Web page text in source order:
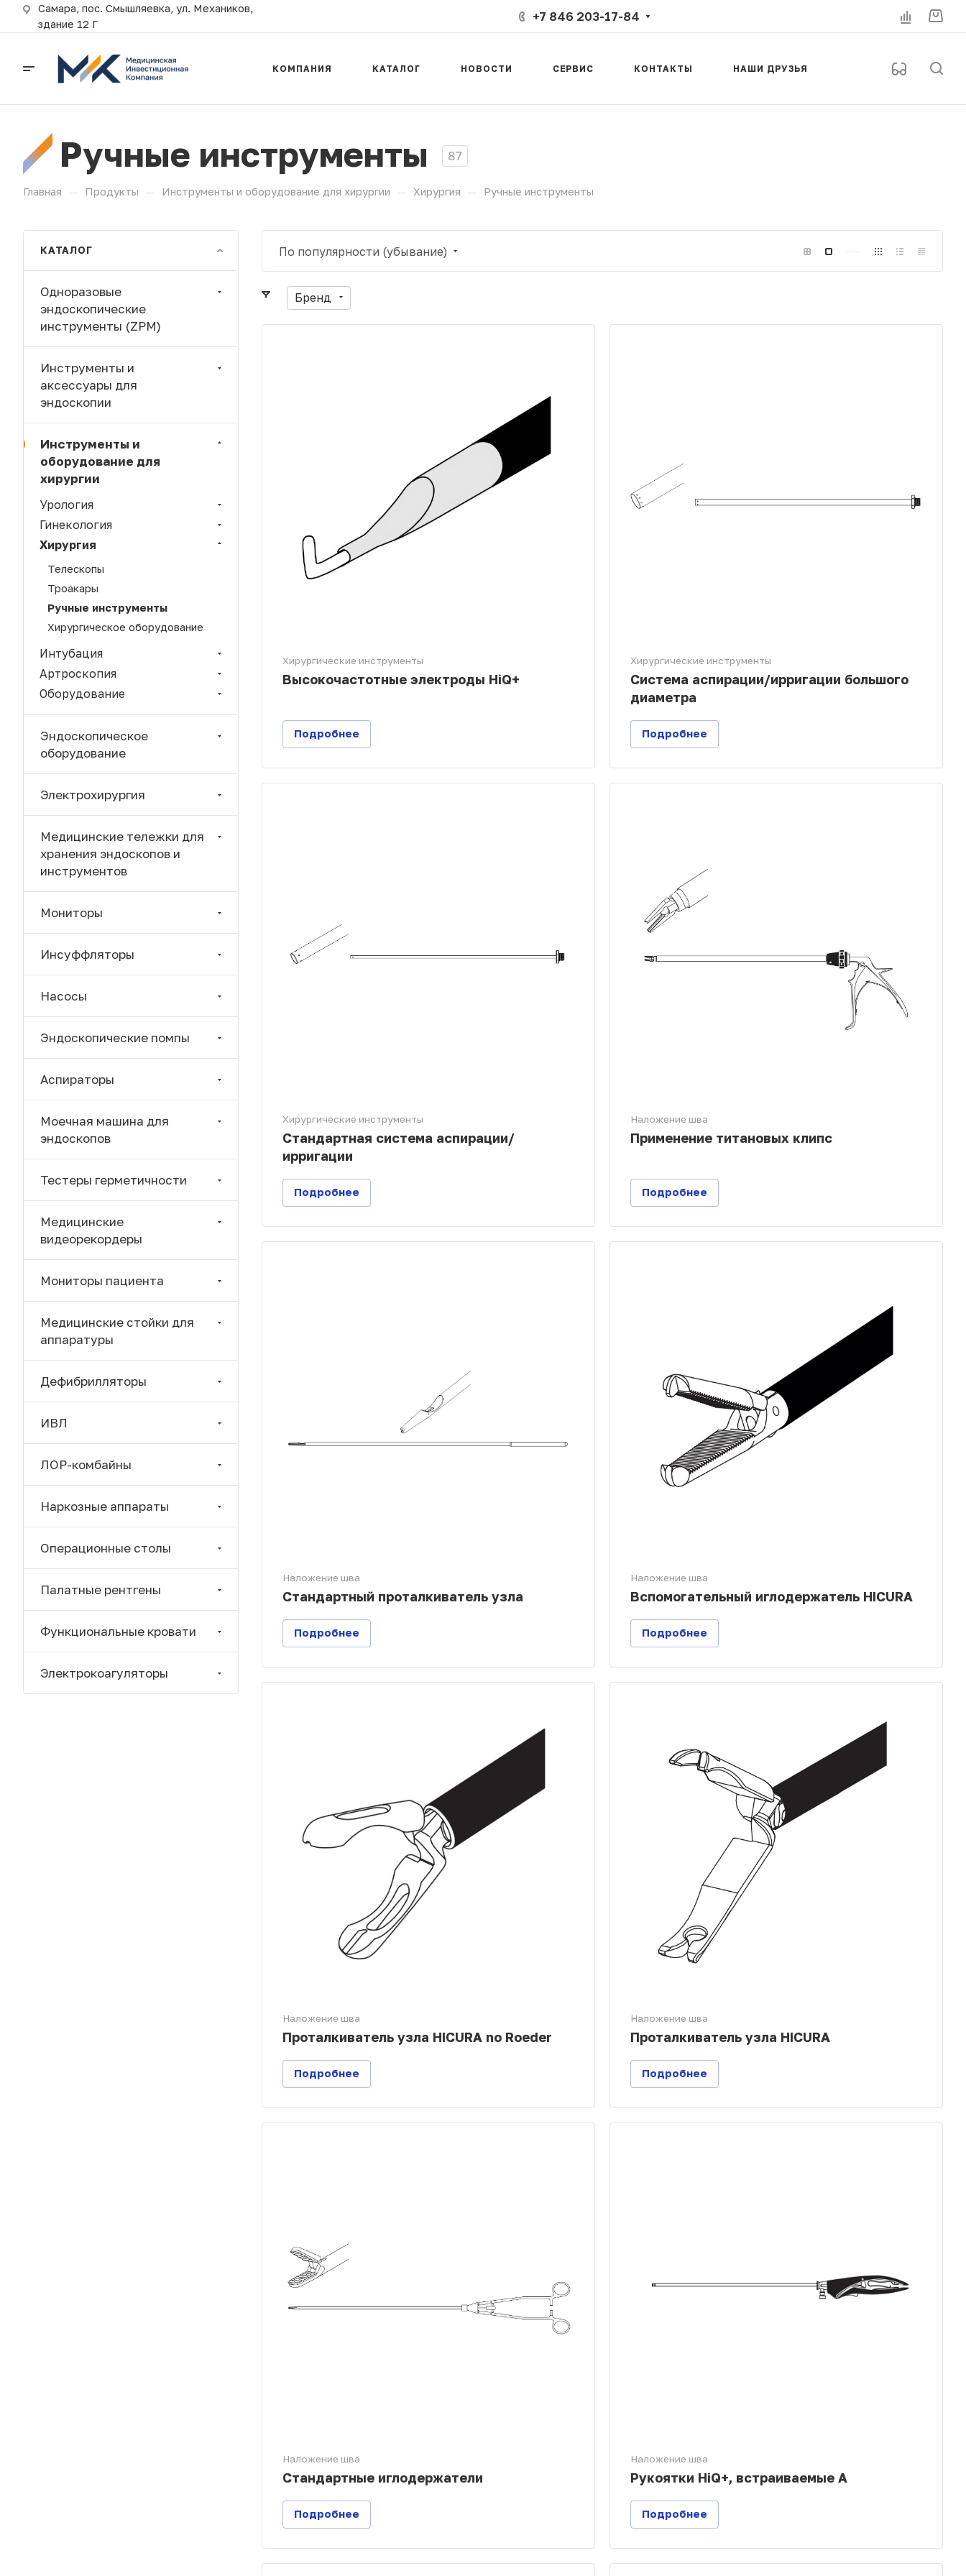
Самара, пос. Смышляевка, ул. Механиков,
здание 12 Г
+7 846 203-17-84
КОМПАНИЯ КАТАЛОГ НОВОСТИ СЕРВИС КОНТАКТЫ НАШИ ДРУЗЬЯ
Ручные инструменты 87
Главная — Продукты — Инструменты и оборудование для хирургии — Хирургия — Ручные инструменты
По популярности (убывание)
Бренд
Хирургические инструменты
Высокочастотные электроды HiQ+
Подробнее
Хирургические инструменты
Система аспирации/ирригации большого
диаметра
Подробнее
Хирургические инструменты
Стандартная система аспирации/
ирригации
Подробнее
Наложение шва
Применение титановых клипс
Подробнее
Наложение шва
Стандартный проталкиватель узла
Подробнее
Наложение шва
Вспомогательный иглодержатель HICURA
Подробнее
Наложение шва
Проталкиватель узла HICURA no Roeder
Подробнее
Наложение шва
Проталкиватель узла HICURA
Подробнее
Наложение шва
Стандартные иглодержатели
Подробнее
Наложение шва
Рукоятки HiQ+, встраиваемые A
Подробнее
КАТАЛОГ
Одноразовые
эндоскопические
инструменты (ZPM)
Инструменты и
аксессуары для
эндоскопии
Инструменты и
оборудование для
хирургии
Урология
Гинекология
Хирургия
Телескопы
Троакары
Ручные инструменты
Хирургическое оборудование
Интубация
Артроскопия
Оборудование
Эндоскопическое
оборудование
Электрохирургия
Медицинские тележки для
хранения эндоскопов и
инструментов
Мониторы
Инсуффляторы
Насосы
Эндоскопические помпы
Аспираторы
Моечная машина для
эндоскопов
Тестеры герметичности
Медицинские
видеорекордеры
Мониторы пациента
Медицинские стойки для
аппаратуры
Дефибрилляторы
ИВЛ
ЛОР-комбайны
Наркозные аппараты
Операционные столы
Палатные рентгены
Функциональные кровати
Электрокоагуляторы